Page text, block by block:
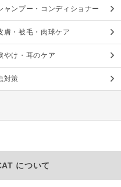
ャンプー・コンディショナー
膚・被毛・肉球ケア
やけ・耳のケア
対策
について